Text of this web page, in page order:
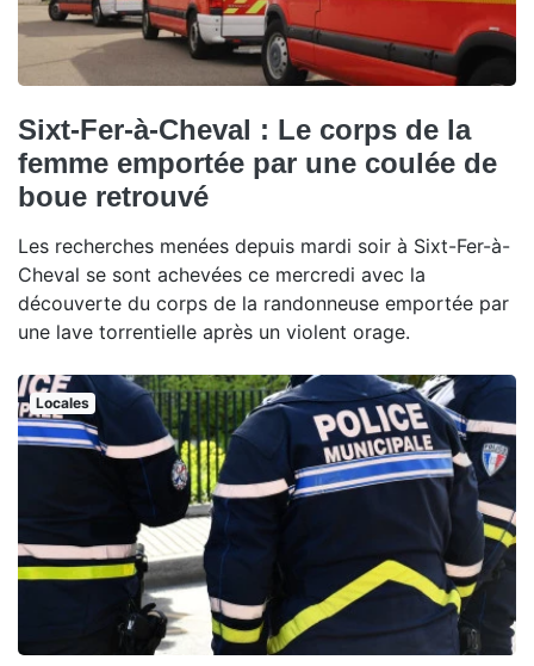
Sixt-Fer-à-Cheval : Le corps de la
femme emportée par une coulée de
boue retrouvé
Les recherches menées depuis mardi soir à Sixt-Fer-à-
Cheval se sont achevées ce mercredi avec la
découverte du corps de la randonneuse emportée par
une lave torrentielle après un violent orage.
Locales